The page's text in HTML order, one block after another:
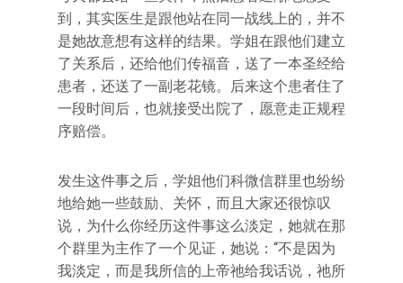
到，其实医生是跟他站在同一战线上的，并不
是她故意想有这样的结果。学姐在跟他们建立
了关系后，还给他们传福音，送了一本圣经给
患者，还送了一副老花镜。后来这个患者住了
一段时间后，也就接受出院了，愿意走正规程
序赔偿。
发生这件事之后，学姐他们科微信群里也纷纷
地给她一些鼓励、关怀，而且大家还很惊叹
说，为什么你经历这件事这么淡定，她就在那
个群里为主作了一个见证，她说：“不是因为
我淡定，而是我所信的上帝祂给我话说，祂所